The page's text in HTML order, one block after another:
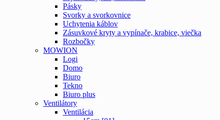
Pásky
Svorky a svorkovnice
Uchytenia káblov
Zásuvkové kryty a vypínače, krabice, viečka
Rozbočky
MOWION
Logi
Domo
Biuro
Tekno
Biuro plus
Ventilátory
Ventilácia